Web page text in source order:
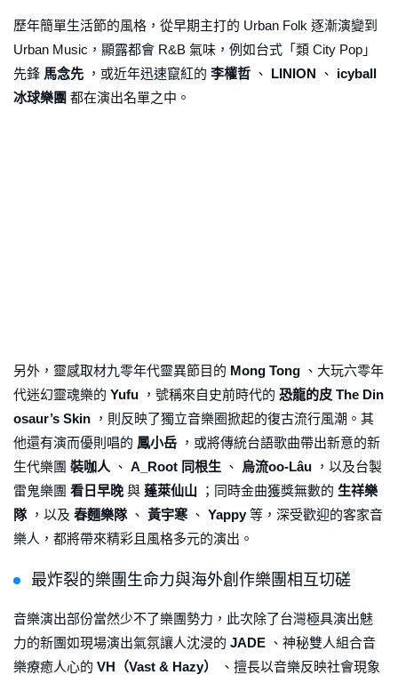
歷年簡單生活節的風格，從早期主打的 Urban Folk 逐漸演變到
Urban Music，顯露都會 R&B 氣味，例如台式「類 City Pop」
先鋒 馬念先 ，或近年迅速竄紅的 李權哲 、 LINION 、 icyball
冰球樂團 都在演出名單之中。
另外，靈感取材九零年代靈異節目的 Mong Tong 、大玩六零年
代迷幻靈魂樂的 Yufu ，號稱來自史前時代的 恐龍的皮 The Din
osaur’s Skin ，則反映了獨立音樂圈掀起的復古流行風潮。其
他還有演而優則唱的 鳳小岳 ，或將傳統台語歌曲帶出新意的新
生代樂團 裝咖人 、 A_Root 同根生 、 烏流oo-Lâu ，以及台製
雷鬼樂團 看日早晚 與 蓬萊仙山 ；同時金曲獲獎無數的 生祥樂
隊，以及 春麵樂隊、 黃宇寒 、 Yappy 等，深受歡迎的客家音
樂人，都將帶來精彩且風格多元的演出。
最炸裂的樂團生命力與海外創作樂團相互切磋
音樂演出部份當然少不了樂團勢力，此次除了台灣極具演出魅
力的新團如現場演出氣氛讓人沈浸的 JADE 、神秘雙人組合音
樂療癒人心的 VH（Vast & Hazy） 、擅長以音樂反映社會現象